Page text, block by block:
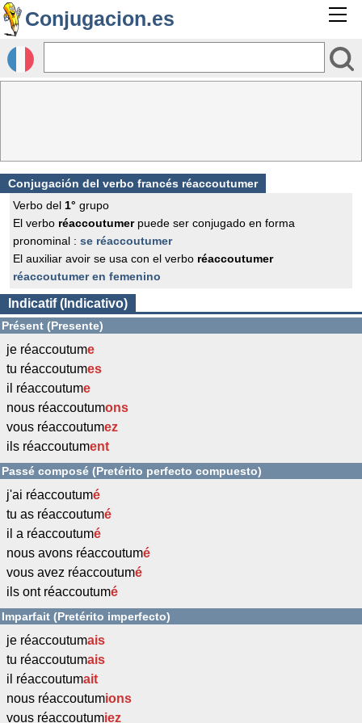
Conjugacion.es
Conjugación del verbo francés réaccoutumer
Verbo del 1° grupo
El verbo réaccoutumerpuede ser conjugado en forma
pronominal : se réaccoutumer
El auxiliar avoir se usa con el verbo réaccoutumer
réaccoutumer en femenino
Indicatif (Indicativo)
Présent (Presente)
je réaccoutume
tu réaccoutumes
il réaccoutume
nous réaccoutumons
vous réaccoutumez
ils réaccoutument
Passé composé (Pretérito perfecto compuesto)
j'ai réaccoutumé
tu as réaccoutumé
il a réaccoutumé
nous avons réaccoutumé
vous avez réaccoutumé
ils ont réaccoutumé
Imparfait (Pretérito imperfecto)
je réaccoutumais
tu réaccoutumais
il réaccoutumait
nous réaccoutumions
vous réaccoutumiez